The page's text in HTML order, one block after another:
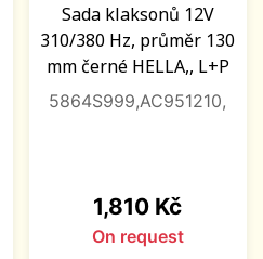
Sada klaksonů 12V
310/380 Hz, průměr 130
mm černé HELLA,, L+P
5864S999,AC951210,
Price
1,810 Kč
On request